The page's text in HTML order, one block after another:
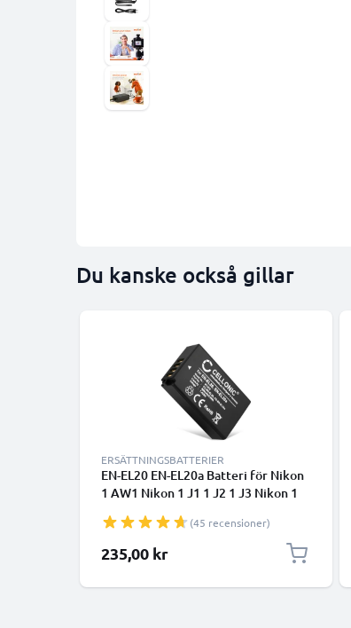
Du kanske också gillar
ERSÄTTNINGSBATTERIER
EN-EL20 EN-EL20a Batteri för Nikon
1 AW1 Nikon 1 J1 1 J2 1 J3 Nikon 1
Coolpix A Nikon DL24-500, 800mAh
Kamera-ersättningsbatteri med lång
batteritid
(45 recensioner)
235,00 kr